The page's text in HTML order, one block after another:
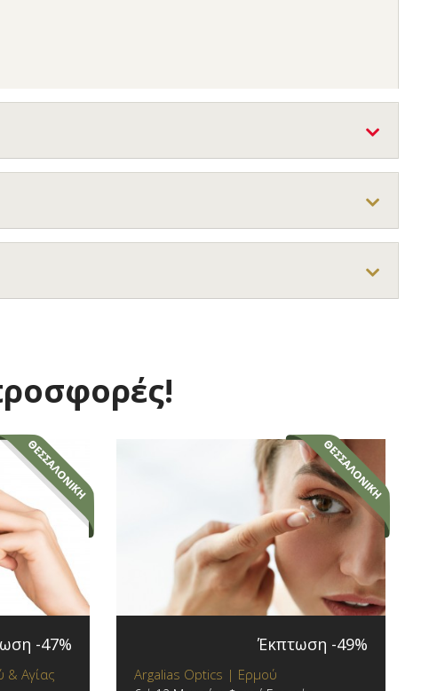
-47%
Αγίας
Έκπτωση -49%
Argalias Optics | Ερμού